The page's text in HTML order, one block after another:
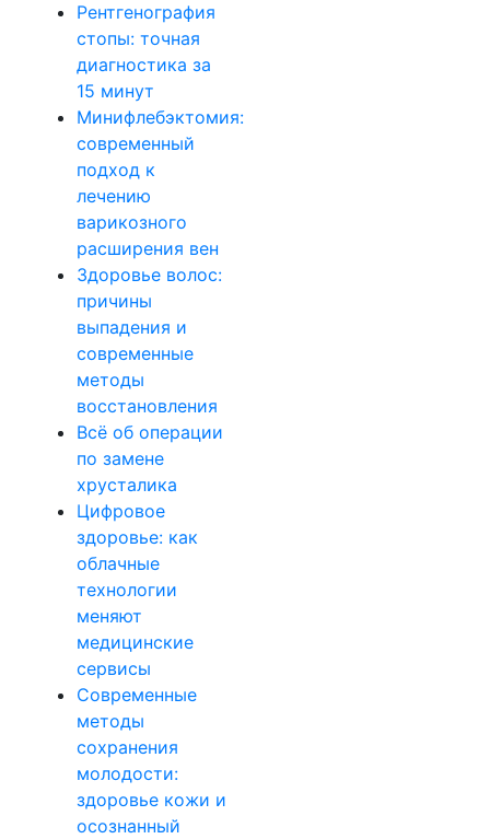
Рентгенография
стопы: точная
диагностика за
15 минут
Минифлебэктомия:
современный
подход к
лечению
варикозного
расширения вен
Здоровье волос:
причины
выпадения и
современные
методы
восстановления
Всё об операции
по замене
хрусталика
Цифровое
здоровье: как
облачные
технологии
меняют
медицинские
сервисы
Современные
методы
сохранения
молодости:
здоровье кожи и
осознанный